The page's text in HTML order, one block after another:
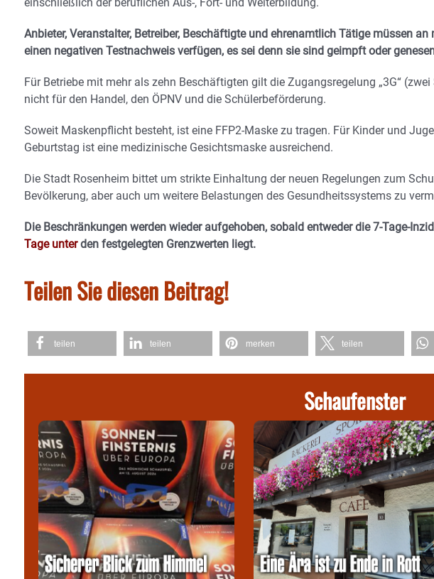
Anbieter, Veranstalter, Betreiber, Beschäftigte und ehrenamtlich Tätige müssen
einen negativen Testnachweis verfügen, es sei denn sie sind geimpft oder
Für Betriebe mit mehr als zehn Beschäftigten gilt die Zugangsregelung „3G“
nicht für den Handel, den ÖPNV und die Schülerbeförderung.
Soweit Maskenpflicht besteht, ist eine FFP2-Maske zu tragen. Für Kinder und
Geburtstag ist eine medizinische Gesichtsmaske ausreichend.
Die Stadt Rosenheim bittet um strikte Einhaltung der neuen Regelungen zum
Bevölkerung, aber auch um weitere Belastungen des Gesundheitssystems zu
Die Beschränkungen werden wieder aufgehoben, sobald entweder die 7-Tage-
Tage unterden festgelegten Grenzwerten liegt.
Teilen Sie diesen Beitrag!
teilen teilen merken teilen
Schaufenster